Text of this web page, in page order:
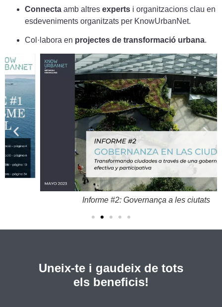
Connecta amb altres experts i organitzacions clau en
esdeveniments organitzats per KnowUrbanNet.
Col·labora en projectes de transformació urbana.
Informe #2: Governança a les ciutats
Uneix-te i gaudeix de tots
els beneficis!